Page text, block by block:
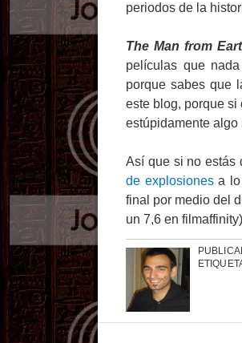
periodos de la
The Man from
películas que
porque sabes que
este blog, porque si
estúpidamente
Así que si no estás
de explosionesa lo
final por medio del
un 7,6 en